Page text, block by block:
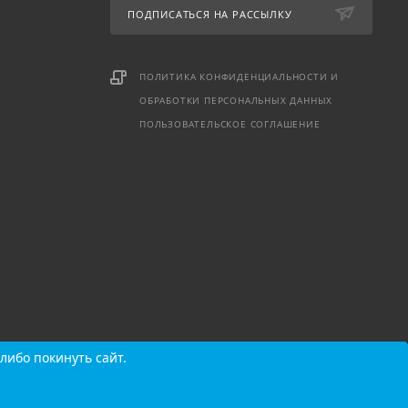
ПОДПИСАТЬСЯ НА РАССЫЛКУ
ПОЛИТИКА КОНФИДЕНЦИАЛЬНОСТИ И
ОБРАБОТКИ ПЕРСОНАЛЬНЫХ ДАННЫХ
ПОЛЬЗОВАТЕЛЬСКОЕ СОГЛАШЕНИЕ
покинуть сайт.
покинуть сайт.